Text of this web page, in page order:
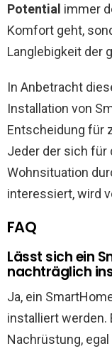
Potential immer
Komfort geht,
Langlebigkeit der
In Anbetracht
Installation von
Entscheidung für
Jeder der sich für
Wohnsituation
interessiert, wird
FAQ
Lässt sich ein
nachträglich
Ja, ein
installiert werden.
Nachrüstung,